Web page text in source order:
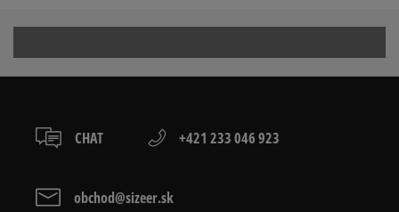
SIVE TRIČKO PÁNSKE ZELENE TRIČKO PÁNSKE
RUKÁVOM
CHAT +421 233 046 923
obchod@sizeer.sk